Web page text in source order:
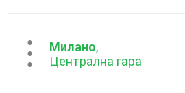
...Милано,
Централна гара